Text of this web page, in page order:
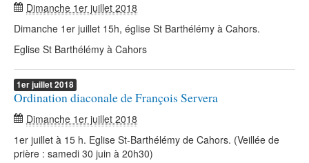
Dimanche 1er juillet 2018
Dimanche 1er juillet 15h, église St Barthélémy à Cahors.
Eglise St Barthélémy à Cahors
1erjuillet2018
Ordination diaconale de François Servera
Dimanche 1er juillet 2018
1er juillet à 15 h. Eglise St-Barthélémy de Cahors. (Veillée de
prière : samedi 30 juin à 20h30)